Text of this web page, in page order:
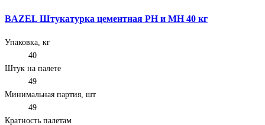
BAZEL Штукатурка цементная РН и МН 40 кг
Упаковка, кг
40
Штук на палете
49
Минимальная партия, шт
49
Кратность палетам